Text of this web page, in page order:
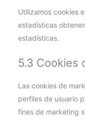
Utilizamos cookies
estadísticas
estadísticas.
5.3 Cookies
Las cookies de
perfiles de usuario
fines de marketing